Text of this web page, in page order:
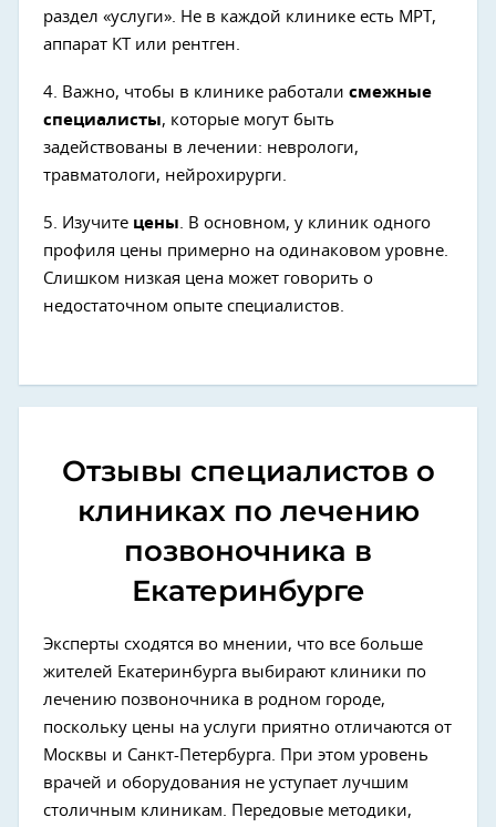
раздел «услуги». Не в каждой клинике есть МРТ,
аппарат КТ или рентген.
4. Важно, чтобы в клинике работали смежные
специалисты, которые могут быть
задействованы в лечении: неврологи,
травматологи, нейрохирурги.
5. Изучите цены. В основном, у клиник одного
профиля цены примерно на одинаковом уровне.
Слишком низкая цена может говорить о
недостаточном опыте специалистов.
Отзывы специалистов о
клиниках по лечению
позвоночника в
Екатеринбурге
Эксперты сходятся во мнении, что все больше
жителей Екатеринбурга выбирают клиники по
лечению позвоночника в родном городе,
поскольку цены на услуги приятно отличаются от
Москвы и Санкт-Петербурга. При этом уровень
врачей и оборудования не уступает лучшим
столичным клиникам. Передовые методики,